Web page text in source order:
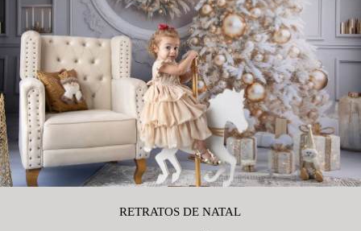
RETRATOS DE NATAL